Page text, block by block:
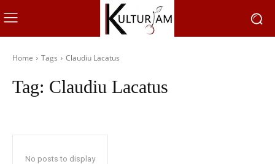
Home Tags Claudiu Lacatus
Tag: Claudiu Lacatus
No posts to display